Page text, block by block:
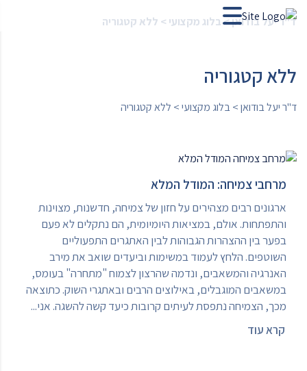
ללא קטגוריה
ד"ר יעל בודואן>בלוג מקצועי > ללא קטגוריה
ד"ר יעל בודואן>בלוג מקצועי> ללא קטגוריה
מרחבי צמיחה: המודל המלא
ארגונים רבים מצהירים על חזון של צמיחה, חדשנות, מצוינות
והתפתחות. אולם, במציאות היומיומית, הם נתקלים לא פעם
בפער בין ההצהרות הגבוהות לבין האתגרים התפעוליים
השוטפים. הלחץ לעמוד במשימות וביעדים שואב את מירב
האנרגיה והמשאבים, ונדמה שהרצון לצמוח "מתחרה" בעומס,
במשאבים המוגבלים, באילוצים הרבים ובאתגרי השוק. כתוצאה
מכך, הצמיחה נתפסת לעיתים קרובות כיעד קשה להשגה. אני...
קרא עוד